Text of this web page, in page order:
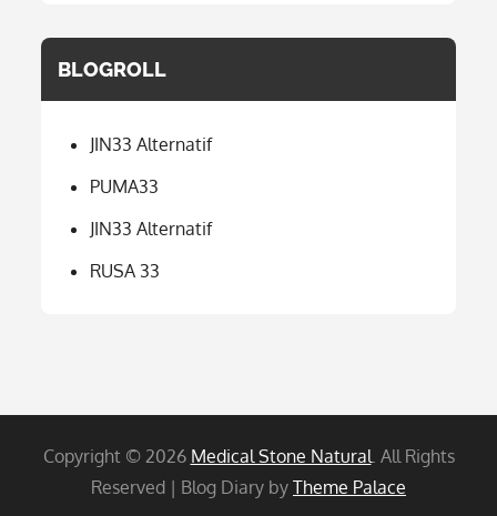
BLOGROLL
JIN33 Alternatif
PUMA33
JIN33 Alternatif
RUSA 33
Copyright © 2026 Medical Stone Natural. All Rights
Reserved | Blog Diary by Theme Palace